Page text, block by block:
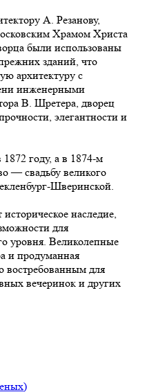
А. Резанову,
Храмом Христа
были использованы
зданий, что
архитектуру с
инженерными
В. Шретера, дворец
элегантности и
году, а в 1874-м
— свадьбу великого
Шверинской.
наследие,
для
уровня. Великолепные
и продуманная
востребованным для
вечеринок и других